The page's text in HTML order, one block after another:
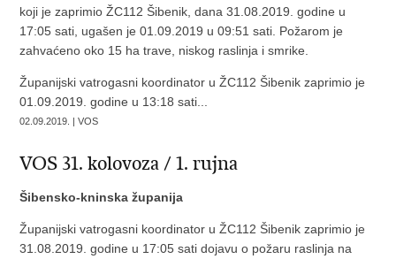
koji je zaprimio ŽC112 Šibenik, dana 31.08.2019. godine u
17:05 sati, ugašen je 01.09.2019 u 09:51 sati. Požarom je
zahvaćeno oko 15 ha trave, niskog raslinja i smrike.
Županijski vatrogasni koordinator u ŽC112 Šibenik zaprimio je
01.09.2019. godine u 13:18 sati...
02.09.2019. | VOS
VOS 31. kolovoza / 1. rujna
Šibensko-kninska županija
Županijski vatrogasni koordinator u ŽC112 Šibenik zaprimio je
31.08.2019. godine u 17:05 sati dojavu o požaru raslinja na